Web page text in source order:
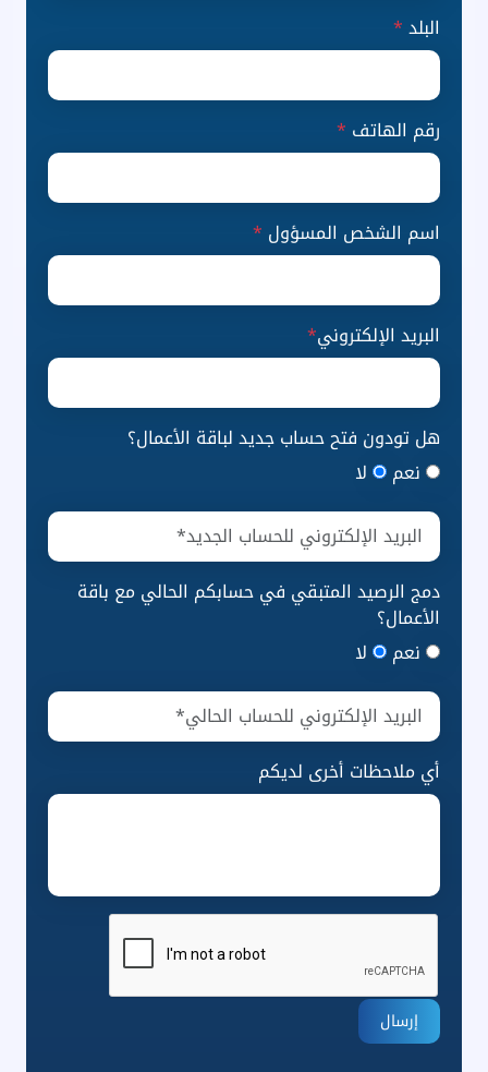
البلد*
رقم الهاتف *
اسم الشخص المسؤول *
البريد الإلكتروني*
هل تودون فتح حساب جديد لباقة الأعمال؟
نعم
لا
دمج الرصيد المتبقي في حسابكم الحالي مع باقة
الأعمال؟
نعم
لا
أي ملاحظات أخرى لديكم
إرسال